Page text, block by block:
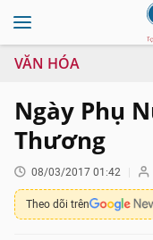
VĂN HÓA
Ngày Phụ
Thương
08/03/2017 01:42
Theo dõi trên